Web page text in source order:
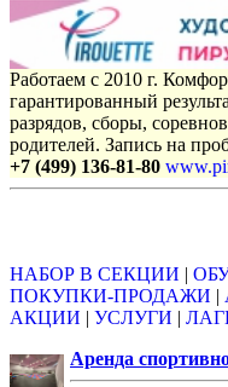
Работаем с 2010 г.
гарантированный
разрядов, сборы,
родителей. Запись на
+7 (499) 136-81-80
НАБОР В СЕКЦИИ |
ПОКУПКИ-ПРОДАЖИ |
АКЦИИ | УСЛУГИ |
Аренда